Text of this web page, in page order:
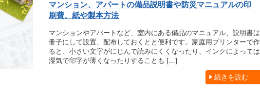
マンション、アパートの備品説明書や防災マニュアルの印
刷費、紙や製本方法
マンションやアパートなど、室内にある備品のマニュアル、説明書は
冊子にして設置、配布しておくとと便利です。家庭用プリンターで作
ると、小さい文字がにじんで読みにくくなったり、インクによっては
湿気で印字が薄くなったりすることも […]
続きを読む